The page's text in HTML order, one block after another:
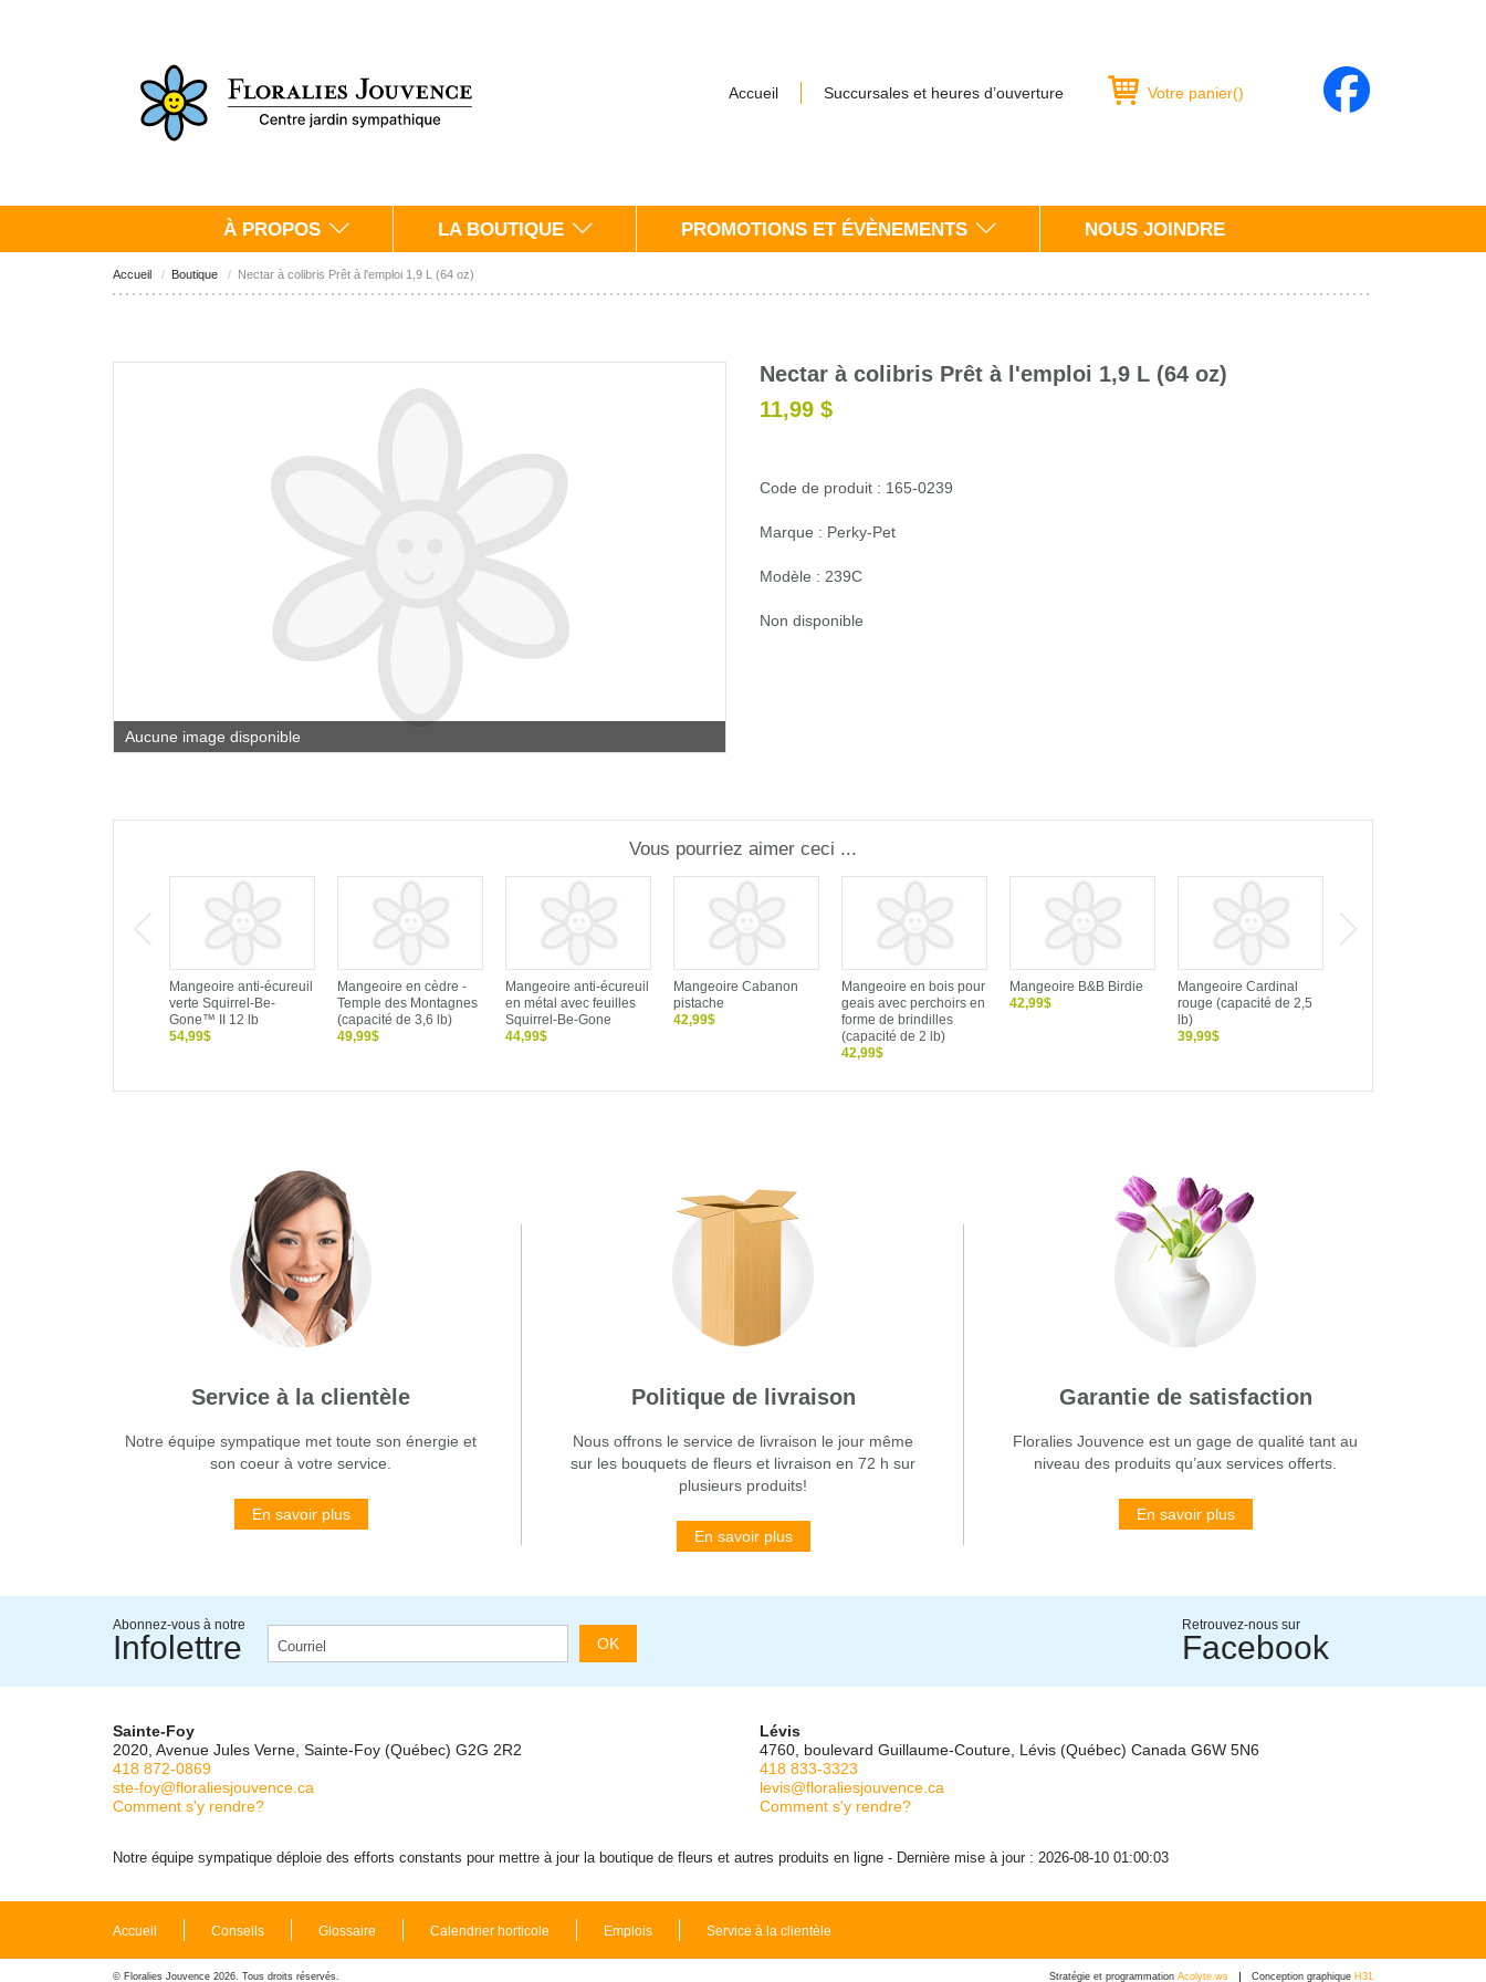
Accueil Succursales et heures d’ouverture Votre panier()
À PROPOS LA BOUTIQUE PROMOTIONS ET ÉVÈNEMENTS NOUS JOINDRE
Accueil Boutique Nectar à colibris Prêt à l'emploi 1,9 L (64 oz)
Aucune image disponible
Nectar à colibris Prêt à l'emploi 1,9 L (64 oz)
11,99 $
Code de produit : 165-0239
Marque : Perky-Pet
Modèle : 239C
Non disponible
Vous pourriez aimer ceci ...
Mangeoire anti-écureuil
verte Squirrel-Be-
Gone™ II 12 lb
54,99$
Mangeoire en cèdre -
Temple des Montagnes
(capacité de 3,6 lb)
49,99$
Mangeoire anti-écureuil
en métal avec feuilles
Squirrel-Be-Gone
44,99$
Mangeoire Cabanon
pistache
42,99$
Mangeoire en bois pour
geais avec perchoirs en
forme de brindilles
(capacité de 2 lb)
42,99$
Mangeoire B&B Birdie
42,99$
Mangeoire Cardinal
rouge (capacité de 2,5
lb)
39,99$
Service à la clientèle
Notre équipe sympatique met toute son énergie et
son coeur à votre service.
En savoir plus
Politique de livraison
Nous offrons le service de livraison le jour même
sur les bouquets de fleurs et livraison en 72 h sur
plusieurs produits!
En savoir plus
Garantie de satisfaction
Floralies Jouvence est un gage de qualité tant au
niveau des produits qu’aux services offerts.
En savoir plus
Abonnez-vous à notre
Infolettre OK
Retrouvez-nous sur
Facebook
Sainte-Foy
2020, Avenue Jules Verne, Sainte-Foy (Québec) G2G 2R2
418 872-0869
ste-foy@floraliesjouvence.ca
Comment s'y rendre?
Lévis
4760, boulevard Guillaume-Couture, Lévis (Québec) Canada G6W 5N6
418 833-3323
levis@floraliesjouvence.ca
Comment s'y rendre?
Notre équipe sympatique déploie des efforts constants pour mettre à jour la boutique de fleurs et autres produits en ligne - Dernière mise à jour : 2026-08-10 01:00:03
Accueil Conseils Glossaire Calendrier horticole Emplois Service à la clientèle
© Floralies Jouvence 2026. Tous droits réservés. Stratégie et programmation Acolyte.ws Conception graphique H31